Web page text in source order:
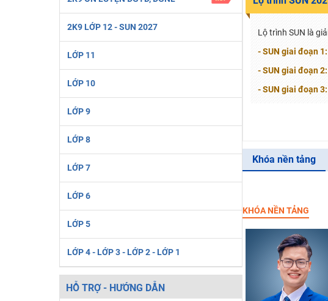
2K6! Lộ Trình Sun 2024 - Ba bước luyện thi TN THPT - ĐH ít nhất 25 điểm
Hot! Lễ hội đồng giá 449K - 499K toàn bộ khoá học tại Tuyensinh247
Đồng giá khóa học 499K - 399K (13/11-15/11)
Khai giảng các khóa lớp 9 Toán - Lý - Hóa - Văn - Anh năm 2018
Luyện thi vào lớp 10 môn Toán, Văn, Hóa, Anh, Lý với giáo viên giỏi và nổi
2K9 LỚP 12 - SUN 2027
LỚP 11
LỚP 10
LỚP 9
LỚP 8
LỚP 7
LỚP 6
LỚP 5
LỚP 4 - LỚP 3 - LỚP 2 - LỚP 1
HỖ TRỢ - HƯỚNG DẪN
Lộ trình SUN là
- SUN giai đoạn 1:
- SUN giai đoạn 2:
- SUN giai đoạn 3:
Khóa nền tảng
KHÓA NỀN TẢNG